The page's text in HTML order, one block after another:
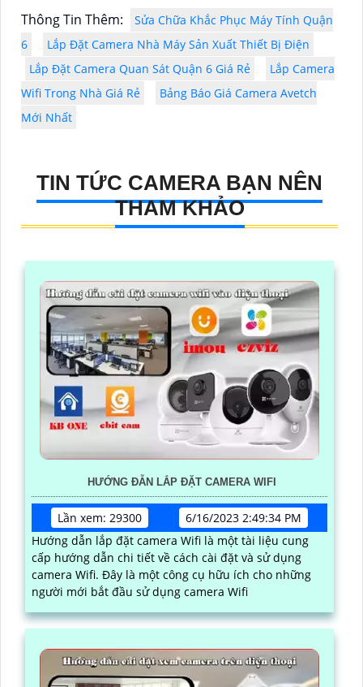
Thông Tin Thêm:
Sửa Chữa Khắc Phục Máy Tính Quận
6
Lắp Đặt Camera Nhà Máy Sản Xuất Thiết Bị Điện
Lắp Đặt Camera Quan Sát Quận 6 Giá Rẻ
Lắp Camera
Wifi Trong Nhà Giá Rẻ
Bảng Báo Giá Camera Avetch
Mới Nhất
TIN TỨC CAMERA BẠN NÊN
THAM KHẢO
HƯỚNG ĐẪN LẮP ĐẶT CAMERA WIFI
Lần xem: 29300
6/16/2023 2:49:34 PM
Hướng dẫn lắp đặt camera Wifi là một tài liệu cung
cấp hướng dẫn chi tiết về cách cài đặt và sử dụng
camera Wifi. Đây là một công cụ hữu ích cho những
người mới bắt đầu sử dụng camera Wifi